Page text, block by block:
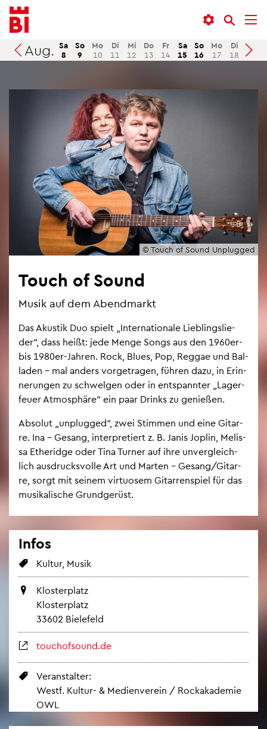
In­
halt
an­
sprin­
Menü
an­
sprin­
gen
Suche
an­
sprin­
gen
Suchen
Aug. Sa
8
So
9
Mo
10
Di
11
Mi
12
Do
13
Fr
14
Sa
15
So
16
Mo
17
Di
18
Mi
19
© Touch of Sound Un­plug­ged
Touch of Sound
Musik auf dem Abend­markt
Das Akus­tik Duo spielt „In­ter­na­tio­na­le Lieb­lings­lie­
der“, dass heißt: jede Menge Songs aus den 1960er-
bis 1980er-Jah­ren. Rock, Blues, Pop, Reg­gae und Bal­
la­den – mal an­ders vor­ge­tra­gen, füh­ren dazu, in Er­in­
ne­run­gen zu schwel­gen oder in ent­spann­ter „La­ger­
feu­er At­mo­sphä­re“ ein paar Drinks zu ge­nie­ßen.
Ab­so­lut „un­plug­ged“, zwei Stim­men und eine Gi­tar­
re. Ina – Ge­sang, in­ter­pre­tiert z. B. Janis Jo­p­lin, Me­lis­
sa Ethe­ridge oder Tina Tur­ner auf ihre un­ver­gleich­
lich aus­drucks­vol­le Art und Mar­ten – Ge­sang/Gi­tar­
re, sorgt mit sei­nem vir­tuo­sem Gi­tar­ren­spiel für das
mu­si­ka­li­sche Grund­ge­rüst.
Infos
Kul­tur, Musik
Klos­ter­platz
Klos­ter­platz
33602 Bie­le­feld
touchofs­ound.de
Ver­an­stal­ter:
Westf. Kul­tur- & Me­di­en­ver­ein / Rock­aka­de­mie
OWL